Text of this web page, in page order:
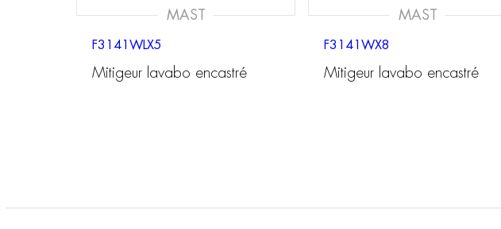
MAST
F3141WLX5
Mitigeur lavabo encastré
MAST
F3141WX8
Mitigeur lavabo encastré